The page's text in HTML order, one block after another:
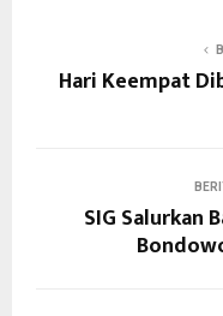
Hari Keempat
SIG Salurkan